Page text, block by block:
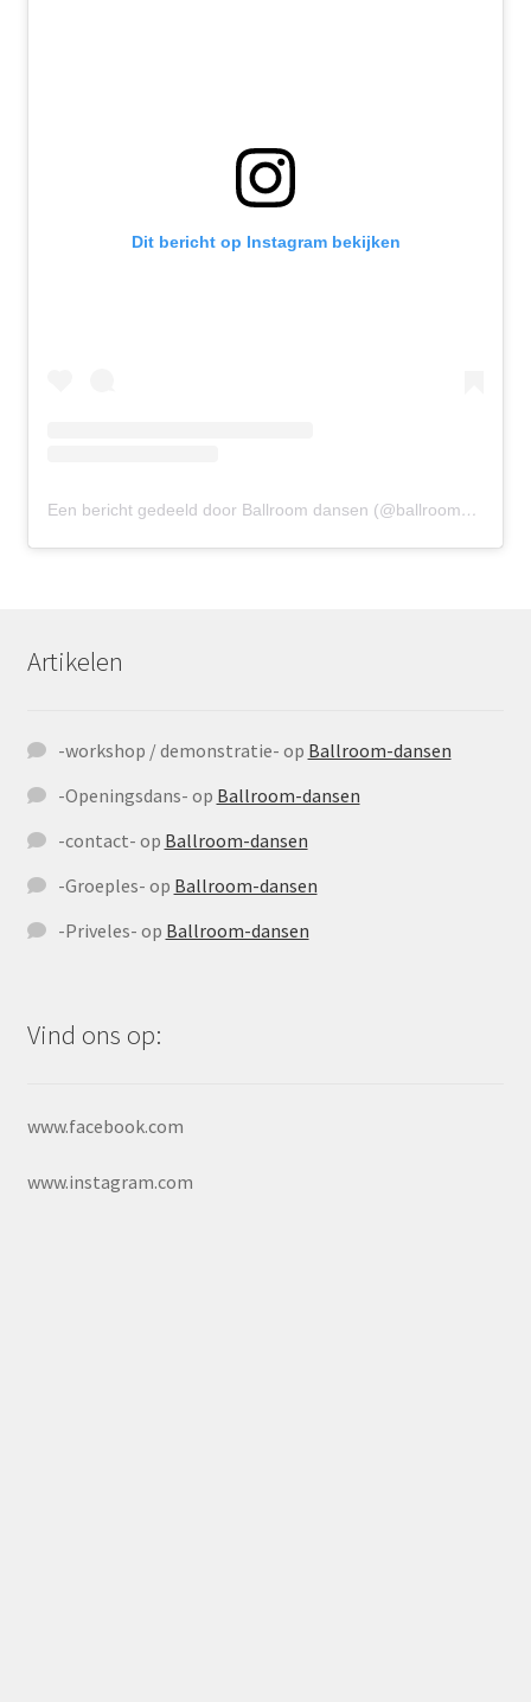
Dit bericht op Instagram bekijken
Een bericht gedeeld door Ballroom dansen (@ballroomdansen)
Artikelen
-workshop / demonstratie- op Ballroom-dansen
-Openingsdans- op Ballroom-dansen
-contact- op Ballroom-dansen
-Groeples- op Ballroom-dansen
-Priveles- op Ballroom-dansen
Vind ons op:
www.facebook.com
www.instagram.com